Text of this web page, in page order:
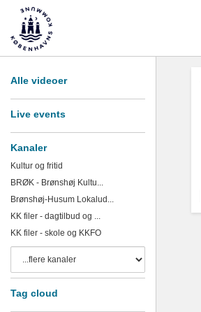
Alle videoer
Live events
Kanaler
Kultur og fritid
BRØK - Brønshøj Kultu...
Brønshøj-Husum Lokalud...
KK filer - dagtilbud og ...
KK filer - skole og KKFO
Tag cloud